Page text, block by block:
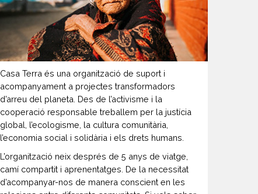
Casa Terra és una organització de suport i
acompanyament a projectes transformadors
d’arreu del planeta. Des de l’activisme i la
cooperació responsable treballem per la justícia
global, l’ecologisme, la cultura comunitària,
l’economia social i solidària i els drets humans.
L’organització neix després de 5 anys de viatge,
camí compartit i aprenentatges. De la necessitat
d’acompanyar-nos de manera conscient en les